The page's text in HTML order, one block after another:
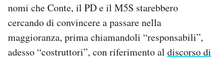
nomi che Conte, il PD e il M5S starebbero
cercando di convincere a passare nella
maggioranza, prima chiamandoli “responsabili”,
adesso “costruttori”, con riferimento al discorso di